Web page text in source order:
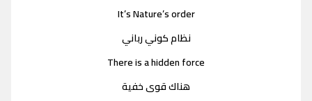
It’s Nature’s order
نظام كوني رباني
There is a hidden force
هناك قوى خفية